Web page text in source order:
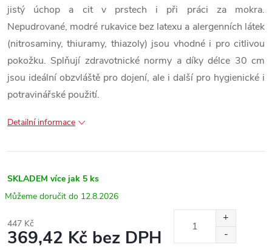
jistý úchop a cit v prstech i při práci za mokra.
Nepudrované, modré rukavice bez latexu a alergenních látek
(nitrosaminy, thiuramy, thiazoly) jsou vhodné i pro citlivou
pokožku. Splňují zdravotnické normy a díky délce 30 cm
jsou ideální obzvláště pro dojení, ale i další pro hygienické i
potravinářské použití.
Detailní informace
SKLADEM více jak 5 ks
12.8.2026
447 Kč
369,42 Kč bez DPH